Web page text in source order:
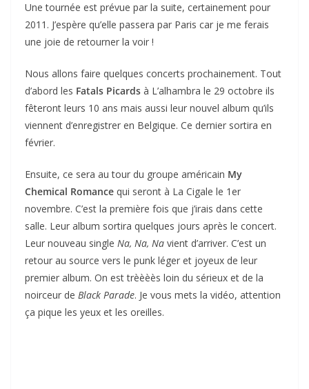
Une tournée est prévue par la suite, certainement pour
2011. J’espère qu’elle passera par Paris car je me ferais
une joie de retourner la voir !
Nous allons faire quelques concerts prochainement. Tout
d’abord les Fatals Picards à L’alhambra le 29 octobre ils
fêteront leurs 10 ans mais aussi leur nouvel album qu’ils
viennent d’enregistrer en Belgique. Ce dernier sortira en
février.
Ensuite, ce sera au tour du groupe américain My
Chemical Romance qui seront à La Cigale le 1er
novembre. C’est la première fois que j’irais dans cette
salle. Leur album sortira quelques jours après le concert.
Leur nouveau single Na, Na, Na vient d’arriver. C’est un
retour au source vers le punk léger et joyeux de leur
premier album. On est trèèèès loin du sérieux et de la
noirceur de Black Parade. Je vous mets la vidéo, attention
ça pique les yeux et les oreilles.